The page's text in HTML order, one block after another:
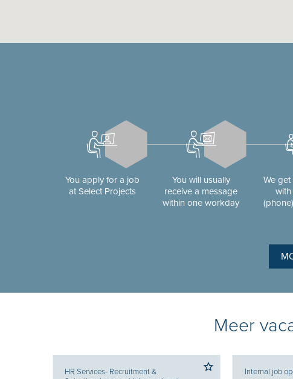
You apply for a job
at Select Projects
You will usually
receive a message
within one workday
We
with
Meer
HR Services- Recruitment &
Internal job